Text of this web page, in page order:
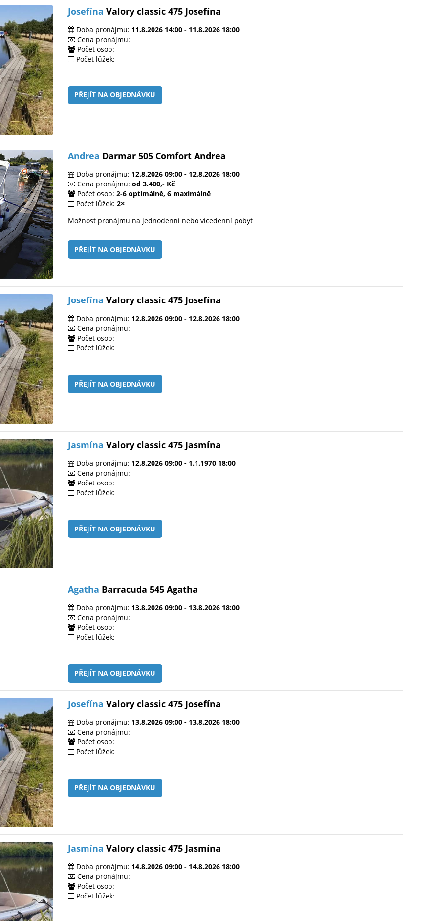
Josefína Valory classic 475 Josefína
Doba pronájmu: 11.8.2026 14:00 - 11.8.2026 18:00
Cena pronájmu:
Počet osob:
Počet lůžek:
PŘEJÍT NA OBJEDNÁVKU
Andrea Darmar 505 Comfort Andrea
Doba pronájmu: 12.8.2026 09:00 - 12.8.2026 18:00
Cena pronájmu: od 3.400,- Kč
Počet osob: 2-6 optimálně, 6 maximálně
Počet lůžek: 2×
Možnost pronájmu na jednodenní nebo vícedenní pobyt
PŘEJÍT NA OBJEDNÁVKU
Josefína Valory classic 475 Josefína
Doba pronájmu: 12.8.2026 09:00 - 12.8.2026 18:00
Cena pronájmu:
Počet osob:
Počet lůžek:
PŘEJÍT NA OBJEDNÁVKU
Jasmína Valory classic 475 Jasmína
Doba pronájmu: 12.8.2026 09:00 - 1.1.1970 18:00
Cena pronájmu:
Počet osob:
Počet lůžek:
PŘEJÍT NA OBJEDNÁVKU
Agatha Barracuda 545 Agatha
Doba pronájmu: 13.8.2026 09:00 - 13.8.2026 18:00
Cena pronájmu:
Počet osob:
Počet lůžek:
PŘEJÍT NA OBJEDNÁVKU
Josefína Valory classic 475 Josefína
Doba pronájmu: 13.8.2026 09:00 - 13.8.2026 18:00
Cena pronájmu:
Počet osob:
Počet lůžek:
PŘEJÍT NA OBJEDNÁVKU
Jasmína Valory classic 475 Jasmína
Doba pronájmu: 14.8.2026 09:00 - 14.8.2026 18:00
Cena pronájmu:
Počet osob:
Počet lůžek: